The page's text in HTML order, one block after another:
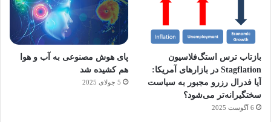
بازتاب ترس استگ‌فلاسیون
Stagflation در بازارهای آمریکا:
آیا فدرال رزرو مجبور به سیاست
سختگیرانه‌تر می‌شود؟
6 آگوست 2025
پای هوش مصنوعی به آب و هوا
هم کشیده شد
5 جولای 2025